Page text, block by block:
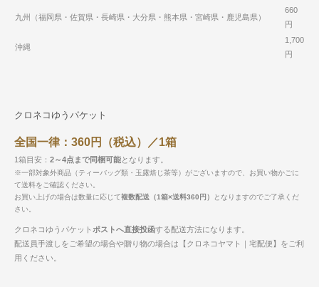
九州（福岡県・佐賀県・長崎県・大分県・熊本県・宮崎県・鹿児島県）
660
円
沖縄
1,700
円
クロネコゆうパケット
全国一律：360円（税込）／1箱
1箱目安： 2～4点まで同梱可能となります。
※一部対象外商品（ティーバッグ類・玉露焙じ茶等）がございますので、お買い物かごに
て送料をご確認ください。
お買い上げの場合は数量に応じて複数配送（1箱×送料360円）
となりますのでご了承くだ
さい。
クロネコゆうパケット ポストへ直接投函する配送方法になります。
配送員手渡しをご希望の場合や贈り物の場合は【クロネコヤマト｜宅配便】をご利
用ください。